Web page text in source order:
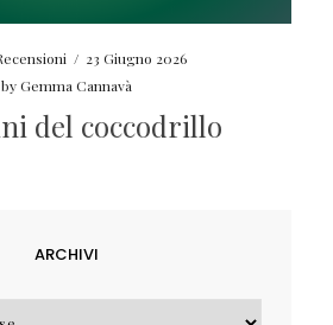
/ 23 Giugno 2026
byGemma Cannavà
del coccodrillo
ARCHIVI